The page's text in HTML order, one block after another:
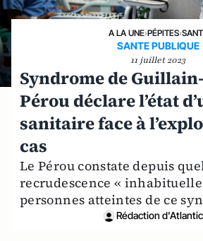
A LA UNE›PÉPITES›
SANTE PUBLIQUE
11 juillet 2023
Syndrome de
Pérou déclare l’état
sanitaire face à
cas
Le Pérou constate depuis
recrudescence « inhabituelle
personnes atteintes de ce
Rédaction